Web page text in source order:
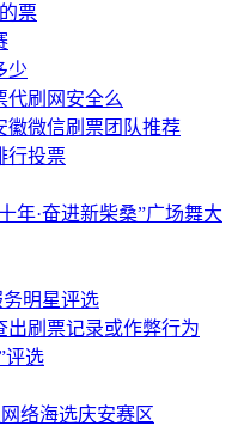
票
少
代刷网安全么
徽微信刷票团队推荐
行投票
年·奋进新柴桑”广场舞大
明星评选
出刷票记录或作弊行为
评选
络海选庆安赛区